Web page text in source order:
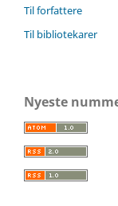
Til forfattere
Til bibliotekarer
Nyeste